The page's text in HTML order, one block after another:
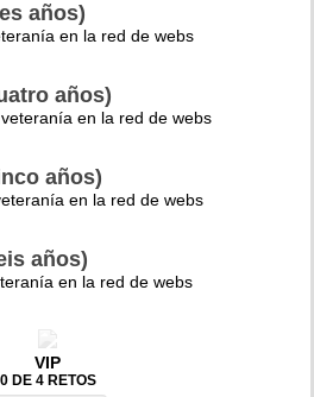
años)
en la red de webs
años)
en la red de webs
años)
en la red de webs
años)
en la red de webs
VIP
0 DE 4 RETOS